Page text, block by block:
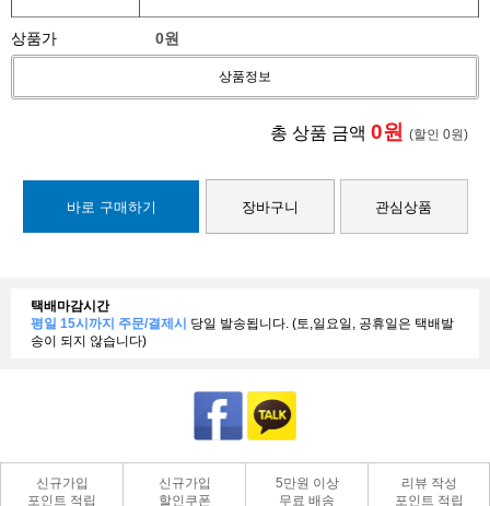
상품가 0원
상품정보
총 상품 금액 0원 (할인 0원)
바로 구매하기 장바구니 관심상품
택배마감시간
평일 15시까지 주문/결제시 당일 발송됩니다. (토,일요일, 공휴일은 택배발
송이 되지 않습니다)
신규가입
포인트 적립
신규가입
할인쿠폰
5만원 이상
무료 배송
리뷰 작성
포인트 적립